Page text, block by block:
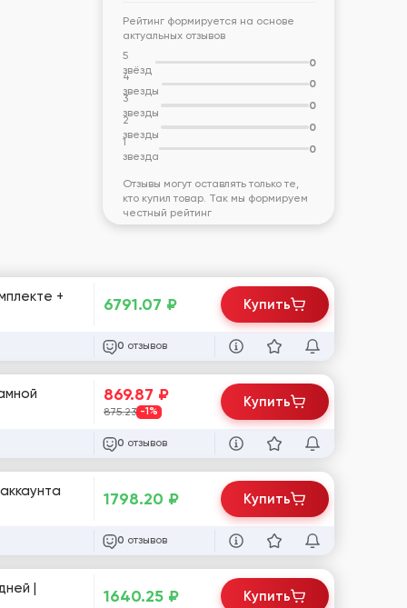
Рейтинг формируется на основе
актуальных отзывов
5
звёзд
0
4
звезды
0
3
звезды
0
2
звезды
0
1
звезда
0
Отзывы могут оставлять только те,
кто купил товар. Так мы формируем
честный рейтинг
6791.07 ₽
0 отзывов
Купить
869.87 ₽
875.23 -1%
0 отзывов
Купить
1798.20 ₽
0 отзывов
Купить
| 1640.25 ₽ Купить